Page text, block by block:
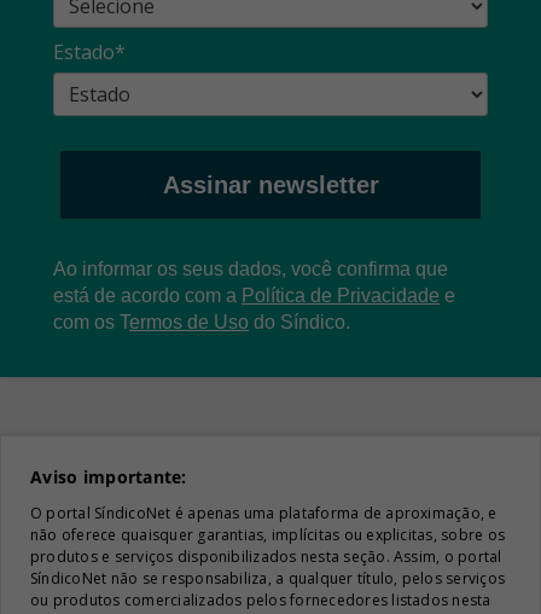
Estado*
Assinar newsletter
Ao informar os seus dados, você confirma que
está de acordo com a Política de Privacidade e
com os Termos de Uso do Síndico.
Aviso importante:
O portal SíndicoNet é apenas uma plataforma de aproximação, e
não oferece quaisquer garantias, implícitas ou explicitas, sobre os
produtos e serviços disponibilizados nesta seção. Assim, o portal
SíndicoNet não se responsabiliza, a qualquer título, pelos serviços
ou produtos comercializados pelos fornecedores listados nesta